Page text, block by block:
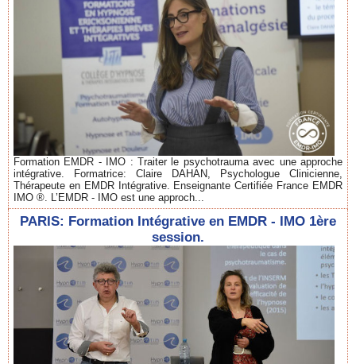
Formation EMDR - IMO : Traiter le psychotrauma avec une approche
intégrative. Formatrice: Claire DAHAN, Psychologue Clinicienne,
Thérapeute en EMDR Intégrative. Enseignante Certifiée France EMDR
IMO ®. L’EMDR - IMO est une approch...
PARIS: Formation Intégrative en EMDR - IMO 1ère
session.